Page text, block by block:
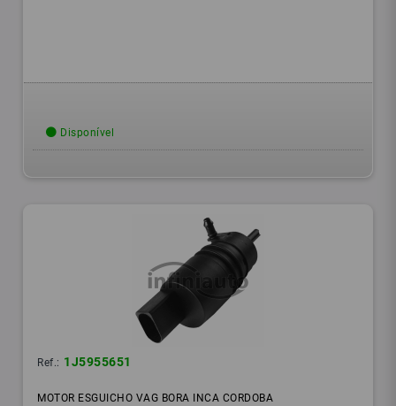
Disponível
Ref.: 1J5955651
MOTOR ESGUICHO VAG BORA INCA CORDOBA